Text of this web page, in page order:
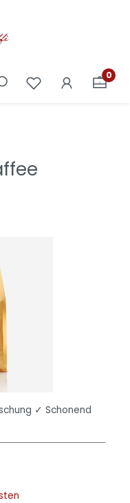
0
✓ Schonend